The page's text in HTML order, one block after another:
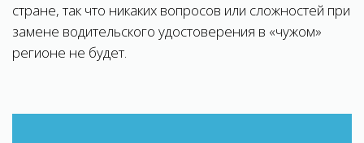
стране, так что никаких вопросов или сложностей при
замене водительского удостоверения в «чужом»
регионе не будет.